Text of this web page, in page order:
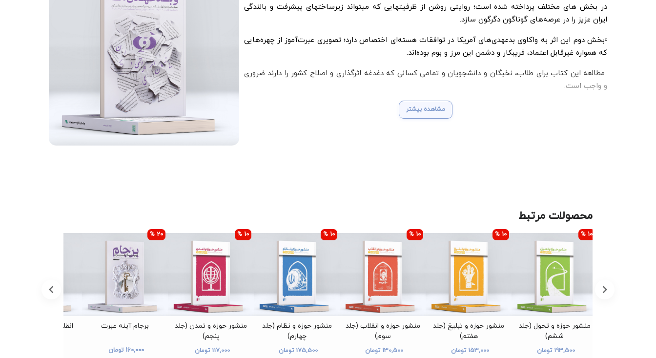
در بخش های مختلف پرداخته شده است؛ روایتی روشن از ظرفیتهایی که میتواند زیرساختهای پیشرفت و بالندگی
ایران عزیز را در عرصه‌های گوناگون دگرگون سازد.
▫️بخش دوم این اثر به واکاوی بدعهدی‌های آمریکا در توافقات هسته‌ای اختصاص دارد؛ تصویری عبرت‌آموز از چهره‌هایی
که همواره غیرقابل اعتماد، فریبکار و دشمن این مرز و بوم بوده‌اند.
مطالعه این کتاب برای طلاب، نخبگان و دانشجویان و تمامی کسانی که دغدغه اثرگذاری و اصلاح کشور را دارند ضروری
و واجب است.
مشاهده بیشتر
محصولات مرتبط
منشور حوزه و تحول (جلد
ششم)
193,500 تومان
10 %
منشور حوزه و تبلیغ (جلد
هفتم)
153,000 تومان
10 %
منشور حوزه و انقلاب (جلد
سوم)
130,500 تومان
10 %
منشور حوزه و نظام (جلد
چهارم)
175,500 تومان
10 %
منشور حوزه و تمدن (جلد
پنجم)
117,000 تومان
10 %
برجام آینه عبرت
160,000 تومان
20 %
انقلابی بمانید (جلد اول)